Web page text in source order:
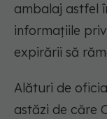
ambalaj astfel
informațiile
expirării să
Alături de
astăzi de căre